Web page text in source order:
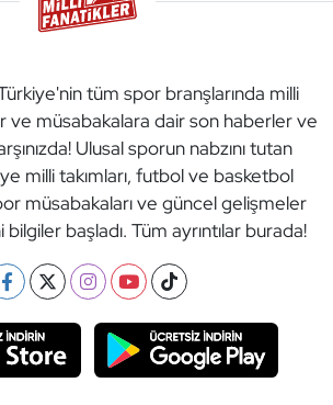
tüm spor branşlarında milli
ve müsabakalara dair son haberler ve
Ulusal sporun nabzını tutan
milli takımları, futbol ve basketbol
müsabakaları ve güncel gelişmeler
bilgiler başladı. Tüm ayrıntılar burada!